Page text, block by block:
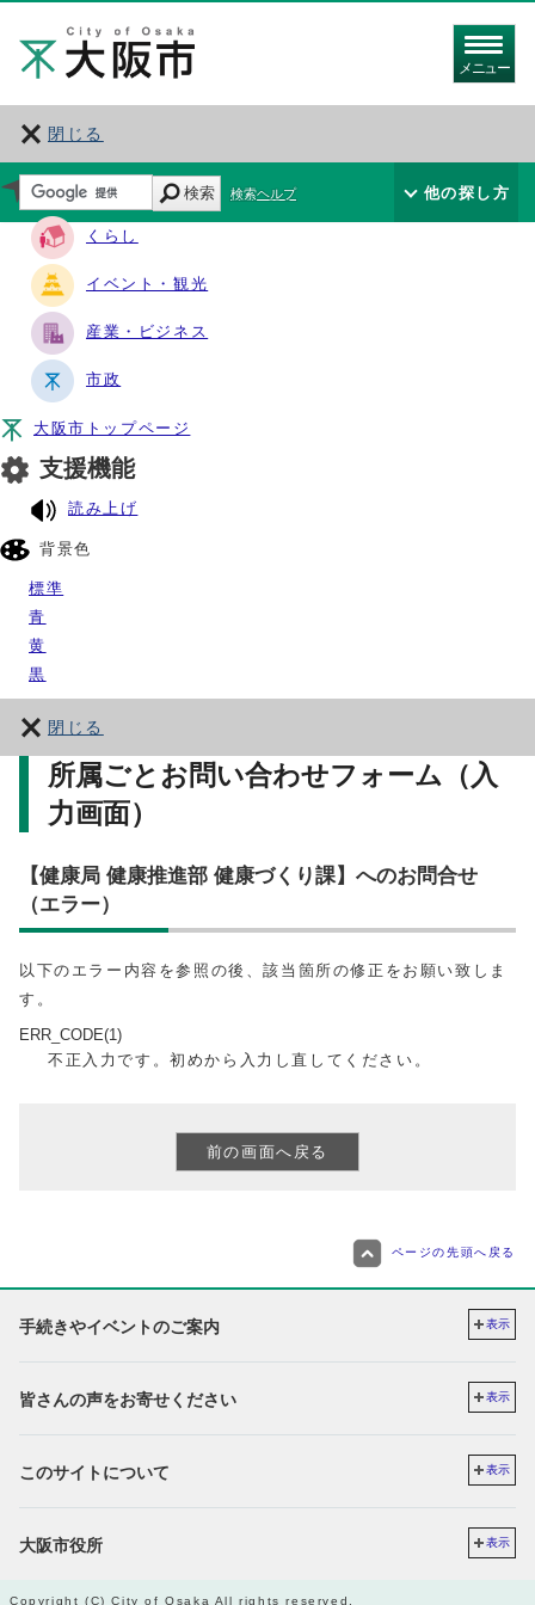
メニュー
閉じる
サイト・ナビ
くらし
イベント・観光
産業・ビジネス
市政
大阪市トップページ
支援機能
読み上げ
背景色
標準
青
黄
黒
閉じる
検索 検索ヘルプ 他の探し方
所属ごとお問い合わせフォーム（入
力画面）
【健康局 健康推進部 健康づくり課】へのお問合せ
（エラー）
以下のエラー内容を参照の後、該当箇所の修正をお願い致しま
す。
ERR_CODE(1)
不正入力です。初めから入力し直してください。
ページの先頭へ戻る
手続きやイベントのご案内 表示
皆さんの声をお寄せください 表示
このサイトについて 表示
大阪市役所 表示
Copyright (C) City of Osaka All rights reserved.